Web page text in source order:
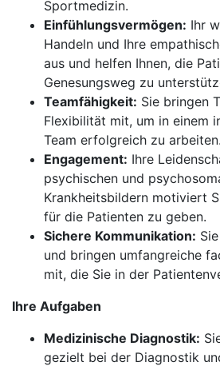
Sportmedizin.
Einfühlungsvermögen: Ihr
Handeln und Ihre
aus und helfen Ihnen, die
Genesungsweg zu
Teamfähigkeit: Sie bringen
Flexibilität mit, um in einem
Team erfolgreich zu arbeiten.
Engagement: Ihre
psychischen und
Krankheitsbildern motiviert
für die Patienten zu geben.
Sichere Kommunikation:
und bringen umfangreiche
mit, die Sie in der
Ihre Aufgaben
Medizinische Diagnostik:
gezielt bei der Diagnostik